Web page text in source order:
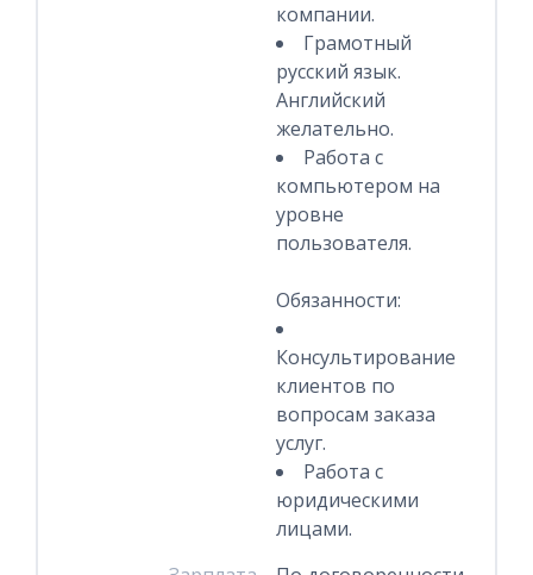
компании.
Грамотный
русский язык.
Английский
желательно.
Работа с
компьютером на
уровне
пользователя.
Обязанности:
Консультирование
клиентов по
вопросам заказа
услуг.
Работа с
юридическими
лицами.